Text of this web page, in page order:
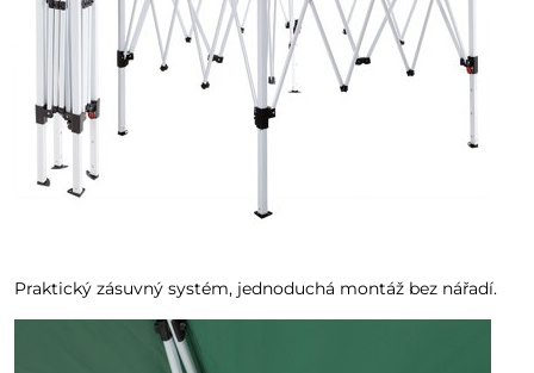
Praktický zásuvný systém, jednoduchá montáž bez nářadí.